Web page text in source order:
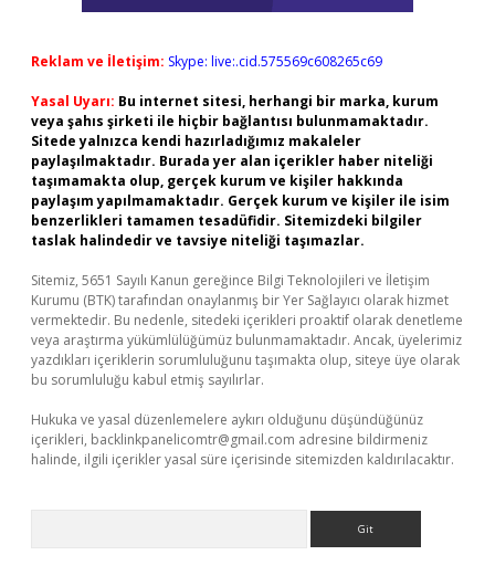
Reklam ve İletişim: Skype: live:.cid.575569c608265c69
Yasal Uyarı: Bu internet sitesi, herhangi bir marka, kurum
veya şahıs şirketi ile hiçbir bağlantısı bulunmamaktadır.
Sitede yalnızca kendi hazırladığımız makaleler
paylaşılmaktadır. Burada yer alan içerikler haber niteliği
taşımamakta olup, gerçek kurum ve kişiler hakkında
paylaşım yapılmamaktadır. Gerçek kurum ve kişiler ile isim
benzerlikleri tamamen tesadüfidir. Sitemizdeki bilgiler
taslak halindedir ve tavsiye niteliği taşımazlar.
Sitemiz, 5651 Sayılı Kanun gereğince Bilgi Teknolojileri ve İletişim
Kurumu (BTK) tarafından onaylanmış bir Yer Sağlayıcı olarak hizmet
vermektedir. Bu nedenle, sitedeki içerikleri proaktif olarak denetleme
veya araştırma yükümlülüğümüz bulunmamaktadır. Ancak, üyelerimiz
yazdıkları içeriklerin sorumluluğunu taşımakta olup, siteye üye olarak
bu sorumluluğu kabul etmiş sayılırlar.
Hukuka ve yasal düzenlemelere aykırı olduğunu düşündüğünüz
içerikleri, backlinkpanelicomtr@gmail.com adresine bildirmeniz
halinde, ilgili içerikler yasal süre içerisinde sitemizden kaldırılacaktır.